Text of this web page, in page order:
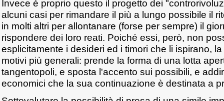
Invece è proprio questo il progetto dei
alcuni casi per rimandare il più a lungo possibile il
in molti altri per allontanare (forse per sempre) il
rispondere dei loro reati. Poiché essi, però, non
esplicitamente i desideri ed i timori che li ispirano,
motivi più generali: prende la forma di una lotta
tangentopoli, e sposta l'accento sui possibili, e
economici che la sua continuazione è destinata a